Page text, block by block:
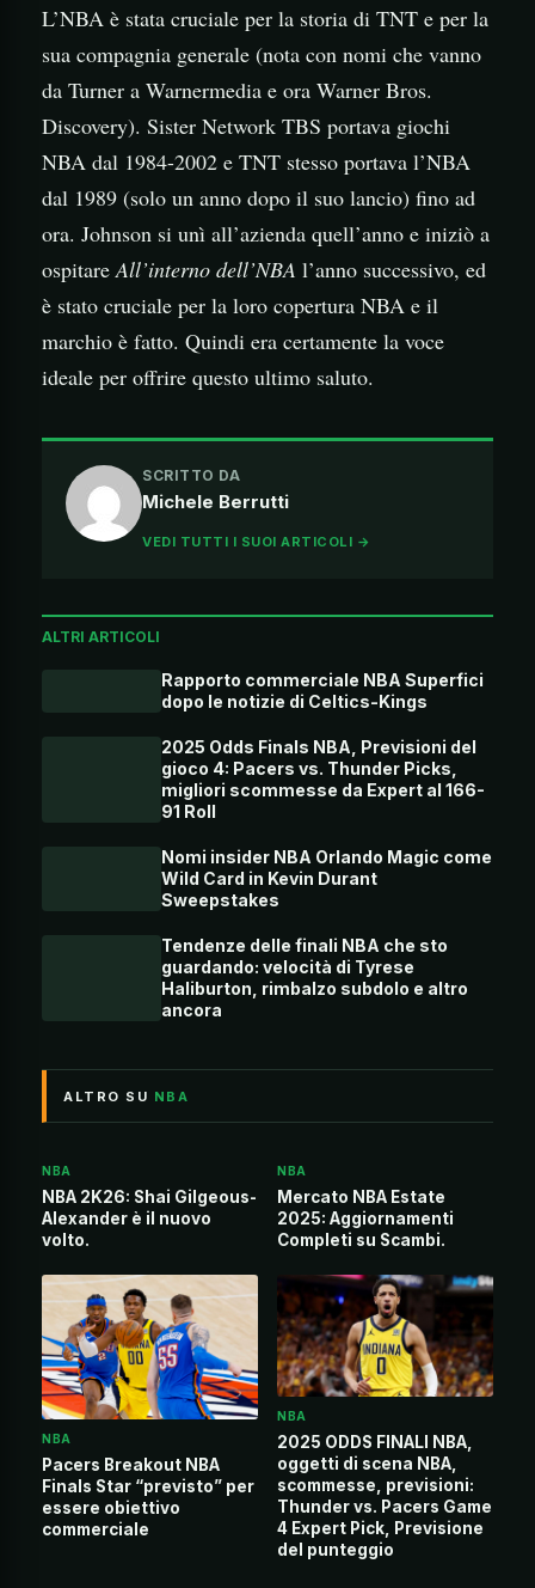
L’NBA è stata cruciale per la storia di TNT e per la
sua compagnia generale (nota con nomi che vanno
da Turner a Warnermedia e ora Warner Bros.
Discovery). Sister Network TBS portava giochi
NBA dal 1984-2002 e TNT stesso portava l’NBA
dal 1989 (solo un anno dopo il suo lancio) fino ad
ora. Johnson si unì all’azienda quell’anno e iniziò a
ospitareAll’interno dell’NBA l’anno successivo, ed
è stato cruciale per la loro copertura NBA e il
marchio è fatto. Quindi era certamente la voce
ideale per offrire questo ultimo saluto.
SCRITTO DA
Michele Berrutti
VEDI TUTTI I SUOI ARTICOLI →
ALTRI ARTICOLI
Rapporto commerciale NBA Superfici
dopo le notizie di Celtics-Kings
2025 Odds Finals NBA, Previsioni del
gioco 4: Pacers vs. Thunder Picks,
migliori scommesse da Expert al 166-
91 Roll
Nomi insider NBA Orlando Magic come
Wild Card in Kevin Durant
Sweepstakes
Tendenze delle finali NBA che sto
guardando: velocità di Tyrese
Haliburton, rimbalzo subdolo e altro
ancora
ALTRO SU NBA
NBA
NBA 2K26: Shai Gilgeous-
Alexander è il nuovo
volto.
NBA
Mercato NBA Estate
2025: Aggiornamenti
Completi su Scambi.
NBA
Pacers Breakout NBA
Finals Star “previsto” per
essere obiettivo
commerciale
NBA
2025 ODDS FINALI NBA,
oggetti di scena NBA,
scommesse, previsioni:
Thunder vs. Pacers Game
4 Expert Pick, Previsione
del punteggio